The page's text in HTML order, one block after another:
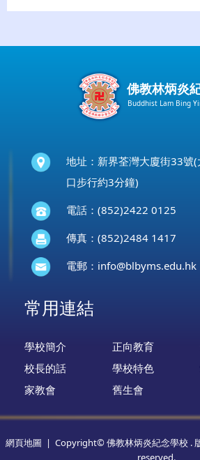
佛教林炳炎
Buddhist Lam Bing
地址：新界荃灣大廈街33號
口步行約3分鐘)
電話：(852)2422 0125
傳真：(852)2484 1417
電郵： info@blbyms.edu.hk
常用連結
學校簡介 正向教育
校長的話
學校特色
家教會
舊生會
網頁地圖 | Copyright© 佛教林炳炎紀念學校 .
reserved.